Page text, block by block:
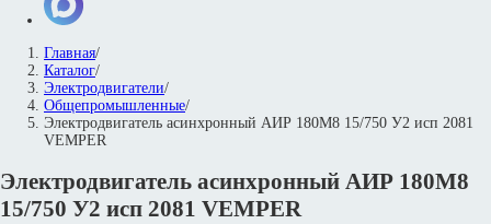
Главная/
Каталог/
Электродвигатели/
Общепромышленные/
Электродвигатель асинхронный АИР 180М8 15/750 У2 исп 2081
VEMPER
Электродвигатель асинхронный АИР 180М8
15/750 У2 исп 2081 VEMPER